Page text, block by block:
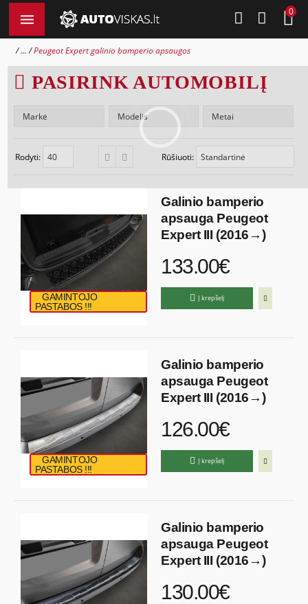
0
... Peugeot Expert galinio bamperio apsaugos
PASIRINK AUTOMOBILĮ
Rūšiuoti:
Rodyti:
GAMINTOJO
PASTABOS !!!
Galinio bamperio
apsauga Peugeot
Expert III (2016→)
133.00€
Į krepšelį
GAMINTOJO
PASTABOS !!!
Galinio bamperio
apsauga Peugeot
Expert III (2016→)
126.00€
Į krepšelį
Galinio bamperio
apsauga Peugeot
Expert III (2016→)
130.00€